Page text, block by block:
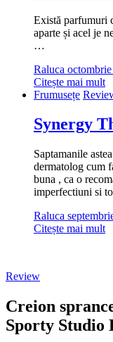
Există parfumuri
aparte și acel je
…
Raluca
Citește mai mult
Frumusețe
Synergy
Saptamanile
dermatolog cum
buna , ca o
imperfectiuni si
Raluca
Citește mai mult
Review
Creion
Sporty Studio